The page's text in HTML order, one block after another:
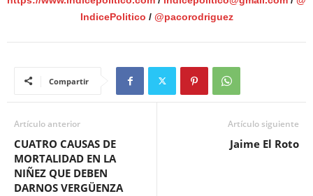
IndicePolitico / @pacorodriguez
Compartir
Artículo anterior
CUATRO CAUSAS DE
MORTALIDAD EN LA
NIÑEZ QUE DEBEN
DARNOS VERGÜENZA
Artículo siguiente
Jaime El Roto